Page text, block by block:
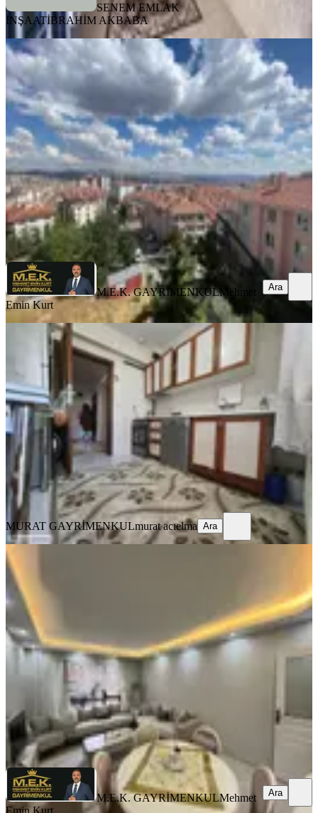
SENEM EMLAK
İNŞAATİBRAHİM AKBABA
MANZARALI
Öntek Caddesinde 3+1 Yapılı
Masrafsız Ve Şahane Manzaralı
Keçiören, Osmangazi Mahallesi
3+1·137 m²·1. Kat· 26.07.2026
6.399.000 ₺
M.E.K. GAYRİMENKUL Mehmet Emin Kurt
Ara
M.E.K. GAYRİMENKULMehmet
Emin Kurt
Ara
MANZARALI
Sakın Kaçırma Osmangazi Mh'nde
Y.giriş 2+1 Fırsat Dairesi
Keçiören, Osmangazi Mahallesi
2+1
105 m²· Yüksek giriş·25.07.2026
2.650.000 ₺
MURAT GAYRİMENKUL murat acıelma
Ara
MURAT GAYRİMENKULmurat acıelma Ara
MANZARALI
Yüksek giriş·25.07.2026
3.450.000 ₺
M.E.K. GAYRİMENKULMehmet Emin Kurt
Ara
M.E.K. GAYRİMENKULMehmet
Emin Kurt
Ara